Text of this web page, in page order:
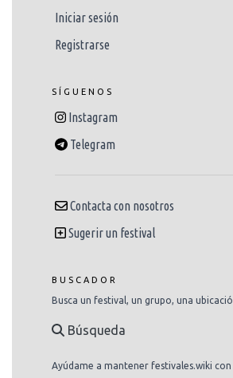
Iniciar sesión
Registrarse
SÍGUENOS
Instagram
Telegram
Contacta con nosotros
Sugerir un festival
BUSCADOR
Busca un festival, un grupo, una
Búsqueda
Ayúdame a mantener festivales.wiki